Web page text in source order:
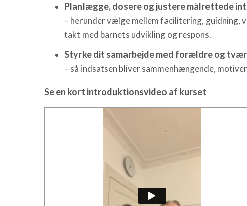
Planlægge, dosere og justere målrettede
– herunder vælge mellem facilitering,
takt med barnets udvikling og respons.
Styrke dit samarbejde med forældre og
– så indsatsen bliver sammenhængende,
Se en kort introduktionsvideo af kurset